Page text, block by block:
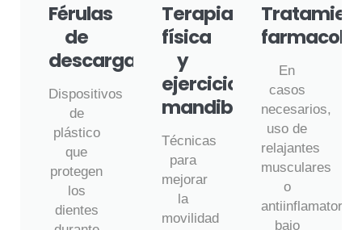
Férulas
de
descarga
Dispositivos
de
plástico
que
protegen
los
dientes
Terapia
física
y
ejercicios
mandibulares
Técnicas
para
mejorar
la
movilidad
En
casos
necesarios,
uso de
relajantes
musculares
o
antiinflamatorios
bajo